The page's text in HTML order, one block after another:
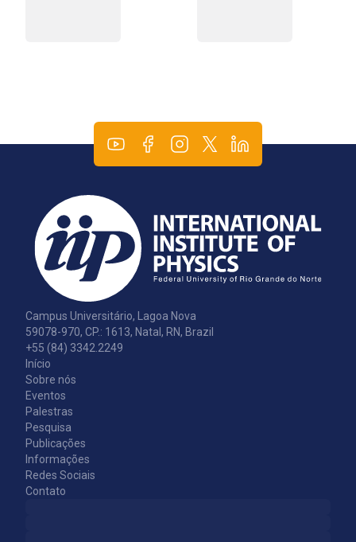
Campus Universitário, Lagoa Nova
59078-970, CP.: 1613, Natal, RN, Brazil
+55 (84) 3342.2249
Início
Sobre nós
Eventos
Palestras
Pesquisa
Publicações
Informações
Redes Sociais
Contato